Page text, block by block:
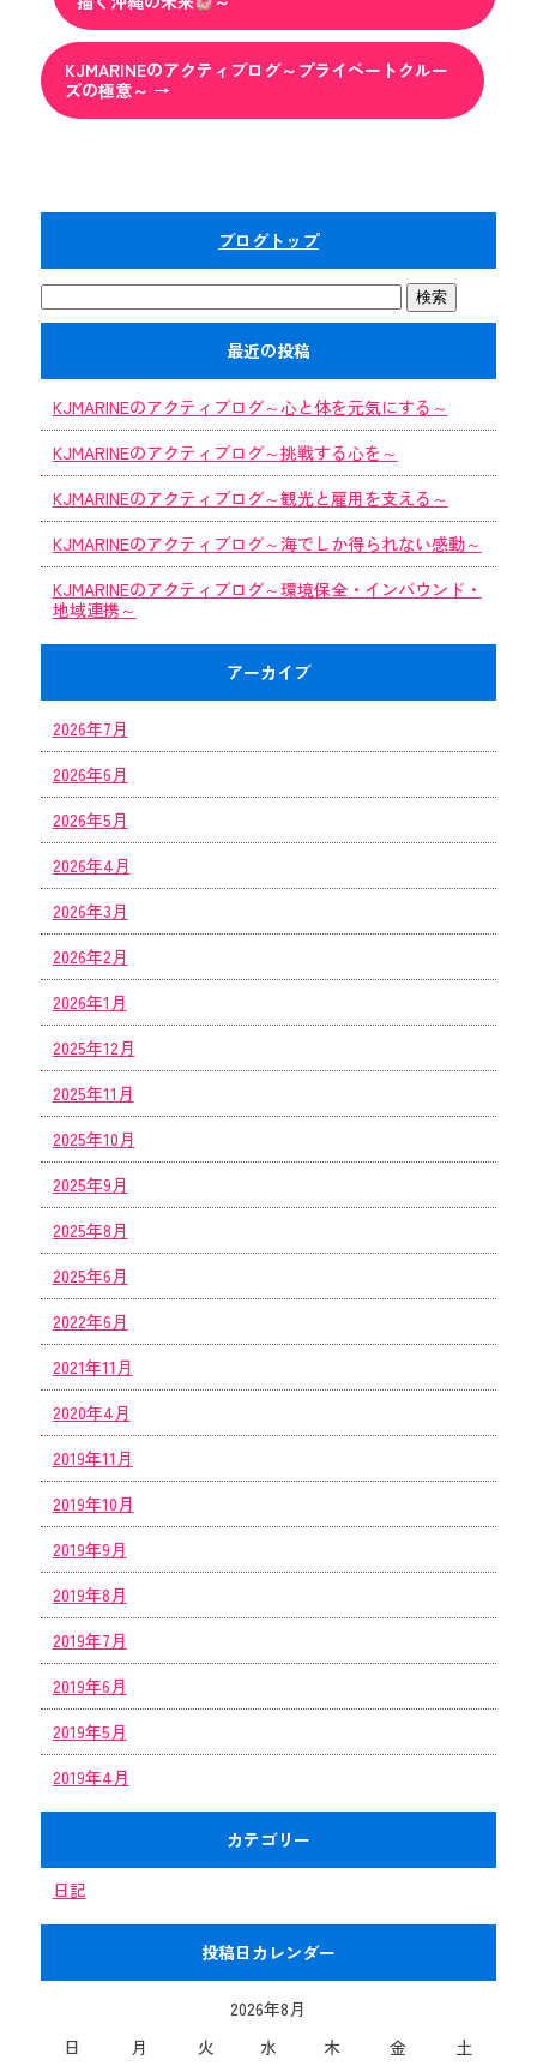
KJMARINEのアクティブログ～プライベートクルー
ズの極意～ →
ブログトップ
最近の投稿
KJMARINEのアクティブログ～心と体を元気にする～
KJMARINEのアクティブログ～挑戦する心を～
KJMARINEのアクティブログ～観光と雇用を支える～
KJMARINEのアクティブログ～海でしか得られない感動～
KJMARINEのアクティブログ～環境保全・インバウンド・
地域連携～
アーカイブ
2026年7月
2026年6月
2026年5月
2026年4月
2026年3月
2026年2月
2026年1月
2025年12月
2025年11月
2025年10月
2025年9月
2025年8月
2025年6月
2022年6月
2021年11月
2020年4月
2019年11月
2019年10月
2019年9月
2019年8月
2019年7月
2019年6月
2019年5月
2019年4月
カテゴリー
日記
投稿日カレンダー
2026年8月
日
月 火 水 木 金
土